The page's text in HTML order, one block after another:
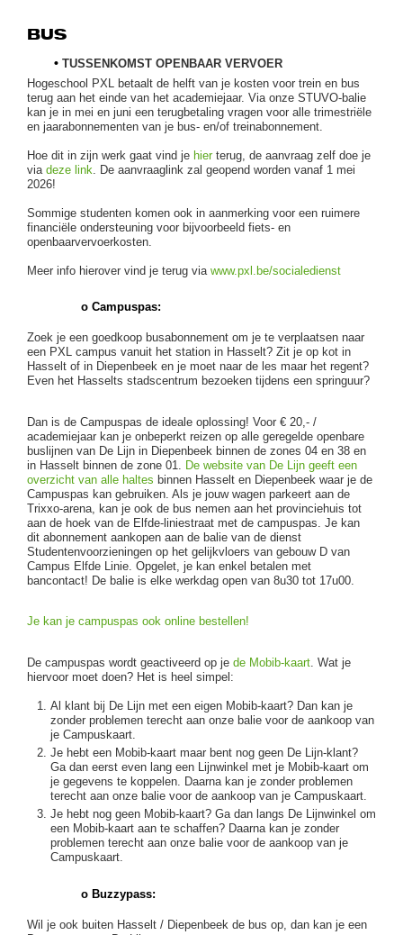
BUS
•TUSSENKOMST OPENBAAR VERVOER
Hogeschool PXL betaalt de helft van je kosten voor trein en bus
terug aan het einde van het academiejaar. Via onze STUVO-balie
kan je in mei en juni een terugbetaling vragen voor alle trimestriële
en jaarabonnementen van je bus- en/of treinabonnement.
Hoe dit in zijn werk gaat vind je hierterug, de aanvraag zelf doe je
viadeze link. De aanvraaglink zal geopend worden vanaf 1 mei
2026!
Sommige studenten komen ook in aanmerking voor een ruimere
financiële ondersteuning voor bijvoorbeeld fiets- en
openbaarvervoerkosten.
Meer info hierover vind je terug viawww.pxl.be/socialedienst
o Campuspas:
Zoek je een goedkoop busabonnement om je te verplaatsen naar
een PXL campus vanuit het station in Hasselt? Zit je op kot in
Hasselt of in Diepenbeek en je moet naar de les maar het regent?
Even het Hasselts stadscentrum bezoeken tijdens een springuur?
Dan is de Campuspas de ideale oplossing! Voor € 20,- /
academiejaar kan je onbeperkt reizen op alle geregelde openbare
buslijnen van De Lijn in Diepenbeek binnen de zones 04 en 38 en
in Hasselt binnen de zone 01.
De website van De Lijn geeft een
overzicht van alle haltes binnen Hasselt en Diepenbeek waar je de
Campuspas kan gebruiken. Als je jouw wagen parkeert aan de
Trixxo-arena, kan je ook de bus nemen aan het provinciehuis tot
aan de hoek van de Elfde-liniestraat met de campuspas. Je kan
dit abonnement aankopen aan de balie van de dienst
Studentenvoorzieningen op het gelijkvloers van gebouw D van
Campus Elfde Linie. Opgelet, je kan enkel betalen met
bancontact! De balie is elke werkdag open van 8u30 tot 17u00.
Je kan je campuspas ook online bestellen!
De campuspas wordt geactiveerd op jede Mobib-kaart. Wat je
hiervoor moet doen? Het is heel simpel:
Al klant bij De Lijn met een eigen Mobib-kaart? Dan kan je
zonder problemen terecht aan onze balie voor de aankoop van
je Campuskaart.
Je hebt een Mobib-kaart maar bent nog geen De Lijn-klant?
Ga dan eerst even lang een Lijnwinkel met je Mobib-kaart om
je gegevens te koppelen. Daarna kan je zonder problemen
terecht aan onze balie voor de aankoop van je Campuskaart.
Je hebt nog geen Mobib-kaart? Ga dan langs De Lijnwinkel om
een Mobib-kaart aan te schaffen? Daarna kan je zonder
problemen terecht aan onze balie voor de aankoop van je
Campuskaart.
o Buzzypass:
Wil je ook buiten Hasselt / Diepenbeek de bus op, dan kan je een